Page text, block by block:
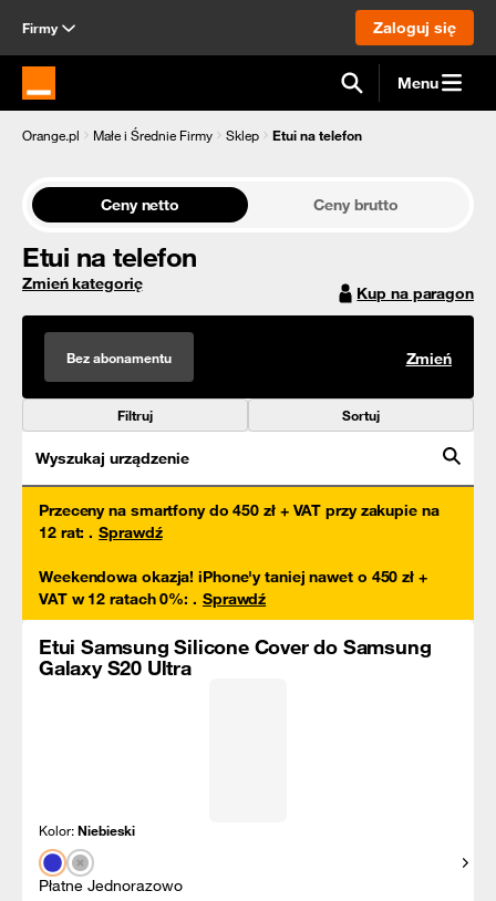
Firmy Zaloguj się
Strona główna Orange.pl Menu
Orange.pl Małe i Średnie Firmy Sklep Etui na telefon
Ceny netto Ceny brutto
Etui na telefon
Zmień kategorię Kup na paragon
Bez abonamentu Zmień
Filtruj Sortuj
Wyszukaj urządzenie
Przeceny na smartfony do 450 zł + VAT przy zakupie na
12 rat: . Sprawdź
Weekendowa okazja! iPhone'y taniej nawet o 450 zł +
VAT w 12 ratach 0%: . Sprawdź
Etui Samsung Silicone Cover do Samsung
Galaxy S20 Ultra
Kolor:Niebieski
Płatne Jednorazowo